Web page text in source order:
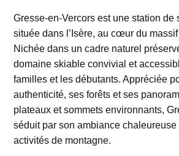
Gresse-en-Vercors est une station de
située dans l’Isère, au cœur du
Nichée dans un cadre naturel
domaine skiable convivial et
familles et les débutants. Appréciée
authenticité, ses forêts et ses
plateaux et sommets environnants,
séduit par son ambiance
activités de montagne.